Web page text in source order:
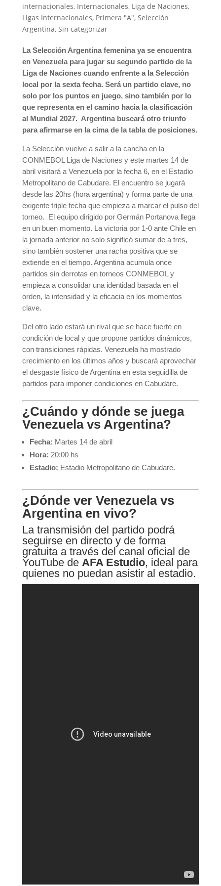
internacionales, Internacionales, Liga de Naciones,
Ligas Internacionales, Primera "A", Selección
Argentina, Sin categorizar
La Selección Argentina femenina ya se encuentra
en Venezuela para jugar su segundo partido de la
Liga de Naciones cuando enfrente a la Selección
local por la sexta fecha. Será un partido clave, no
solo por los puntos en juego, sino también por lo
que representa en el camino hacia la clasificación
al Mundial 2027. Argentina buscará otro triunfo
para afirmarse en la cima de la tabla de posiciones.
La Selección vuelve a salir a la cancha en la
CONMEBOL Liga de Naciones y este martes 14 de
abril visitará a Venezuela por la fecha 6, en el Estadio
Metropolitano de Cabudare. El encuentro se jugará
desde las 20hs (hora argentina) y forma parte de una
exigente triple fecha que empieza a marcar el pulso del
torneo. El equipo dirigido por Germán Portanova llega
en un buen momento. La victoria por 1-0 ante Chile en
la jornada anterior no solo significó sumar de a tres,
sino también sostener una racha positiva que se
extiende en el tiempo. Argentina acumula once
partidos sin derrotas en torneos CONMEBOL y
empieza a consolidar una identidad basada en el
orden, la intensidad y la eficacia en los momentos
clave.
Del otro lado estará un rival que se hace fuerte en
condición de local y que propone partidos dinámicos,
con transiciones rápidas. Venezuela ha mostrado
crecimiento en los últimos años y buscará aprovechar
el desgaste físico de Argentina en esta seguidilla de
partidos para imponer condiciones en Cabudare.
¿Cuándo y dónde se juega
Venezuela vs Argentina?
Fecha: Martes 14 de abril
Hora: 20:00 hs
Estadio: Estadio Metropolitano de Cabudare.
¿Dónde ver Venezuela vs
Argentina en vivo?
La transmisión del partido podrá
seguirse en directo y de forma
gratuita a través del canal oficial de
YouTube de AFA Estudio, ideal para
quienes no puedan asistir al estadio.